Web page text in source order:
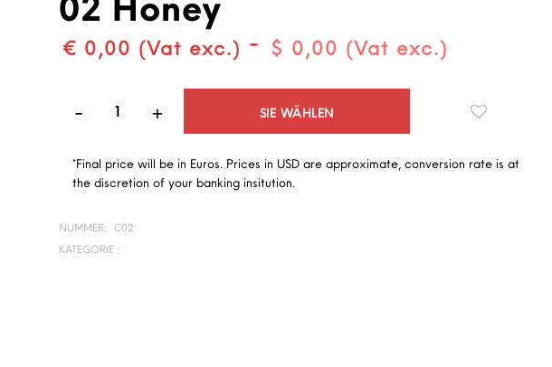
€ 0,00 (Vat exc.) - $ 0,00 (Vat exc.)
SIE WÄHLEN
*Final price will be in Euros. Prices in USD are approximate, conversion rate is at
the discretion of your banking insitution.
NUMMER:
C02
KATEGORIE :